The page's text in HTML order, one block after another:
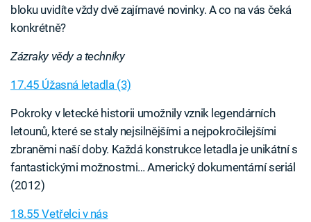
bloku uvidíte vždy dvě zajímavé novinky. A co na vás čeká
konkrétně?
Zázraky vědy a techniky
17.45 Úžasná letadla (3)
Pokroky v letecké historii umožnily vznik legendárních
letounů, které se staly nejsilnějšími a nejpokročilejšími
zbraněmi naší doby. Každá konstrukce letadla je unikátní s
fantastickými možnostmi… Americký dokumentární seriál
(2012)
18.55 Vetřelci v nás